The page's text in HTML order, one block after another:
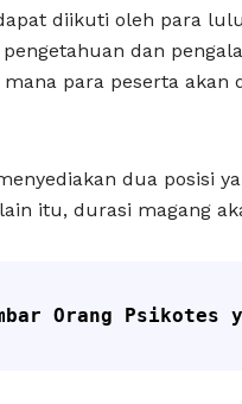
diikuti oleh para
dan
para peserta
dua posisi
itu, durasi magang
Orang